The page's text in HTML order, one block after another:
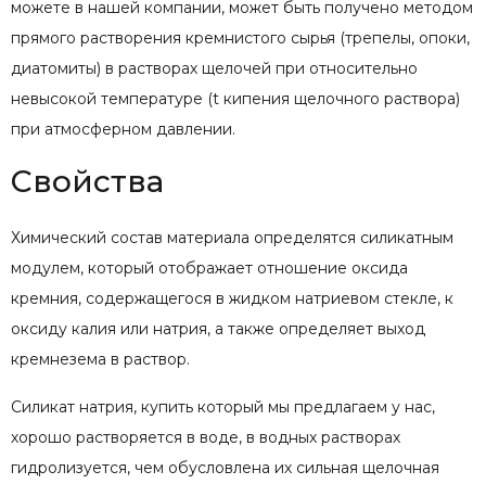
можете в нашей компании, может быть получено методом
прямого растворения кремнистого сырья (трепелы, опоки,
диатомиты) в растворах щелочей при относительно
невысокой температуре (t кипения щелочного раствора)
при атмосферном давлении.
Свойства
Химический состав материала определятся силикатным
модулем, который отображает отношение оксида
кремния, содержащегося в жидком натриевом стекле, к
оксиду калия или натрия, а также определяет выход
кремнезема в раствор.
Силикат натрия, купить который мы предлагаем у нас,
хорошо растворяется в воде, в водных растворах
гидролизуется, чем обусловлена их сильная щелочная